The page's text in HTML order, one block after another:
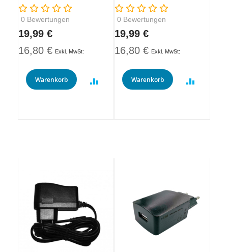
Rating:
0 Bewertungen
19,99 €
16,80 €
Warenkorb
Rating:
0 Bewertungen
19,99 €
16,80 €
Warenkorb